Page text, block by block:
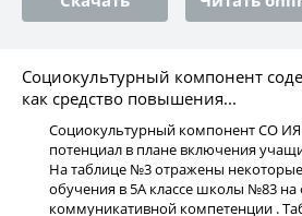
Социокультурный компонент
как средство повышения...
Социокультурный компонент СО
потенциал в плане включения
На таблице №3 отражены
обучения в 5А классе школы №83
коммуникативной компетенции .